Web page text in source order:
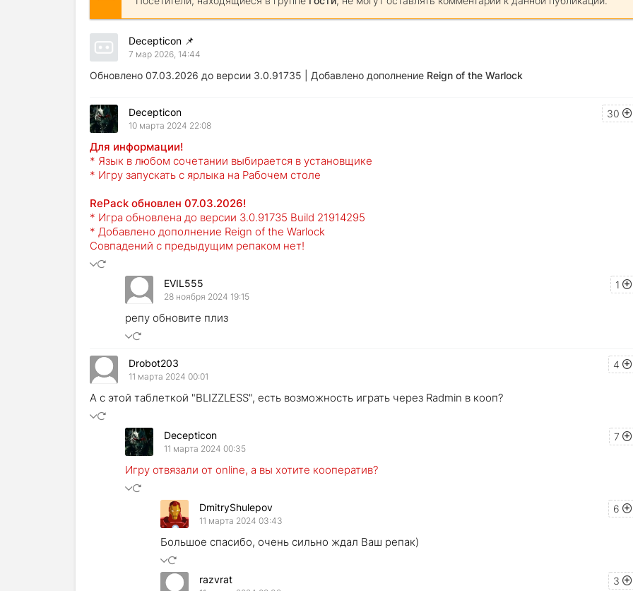
Decepticon 📌
7 мар 2026, 14:44
Обновлено 07.03.2026 до версии 3.0.91735 | Добавлено дополнение Reign of the Warlock
30
Decepticon
10 марта 2024 22:08
Для информации!
* Язык в любом сочетании выбирается в установщике
* Игру запускать с ярлыка на Рабочем столе
RePack обновлен 07.03.2026!
* Игра обновлена до версии 3.0.91735 Build 21914295
* Добавлено дополнение Reign of the Warlock
Совпадений с предыдущим репаком нет!
1
EVIL555
28 ноября 2024 19:15
репу обновите плиз
4
Drobot203
11 марта 2024 00:01
А с этой таблеткой "BLIZZLESS", есть возможность играть через Radmin в кооп?
7
Decepticon
11 марта 2024 00:35
Игру отвязали от online, а вы хотите кооператив?
6
DmitryShulepov
11 марта 2024 03:43
Большое спасибо, очень сильно ждал Ваш репак)
3
razvrat